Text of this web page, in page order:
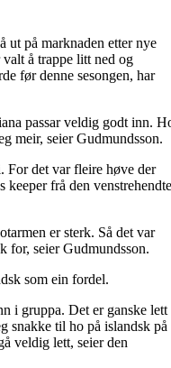
ut på marknaden etter nye
valt å trappe litt ned og
før denne sesongen, har
passar veldig godt inn.
meir, seier Gudmundsson.
For det var fleire høve der
keeper frå den venstrehendte
er sterk. Så det var
for, seier Gudmundsson.
som ein fordel.
i gruppa. Det er ganske lett
snakke til ho på islandsk på
veldig lett, seier den